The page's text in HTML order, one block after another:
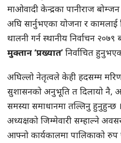
माओवादी केन्द्रका पानीराज
अघि सार्नुभएका योजना र कामलाई
थालनी गर्न स्थानीय निर्वाचन
मुक्तान ‘प्रख्यात’ निर्वाचित
अघिल्लो नेतृत्वले केही हदसम्म
सुशासनको अनुभूति त दिलायो नै,
समस्या समाधानमा तल्लिनु हुनुहुन्छ
अध्यक्षको जिम्मेवारी सम्हाल्ने
आफ्नो कार्यकालमा पालिकाको रुप